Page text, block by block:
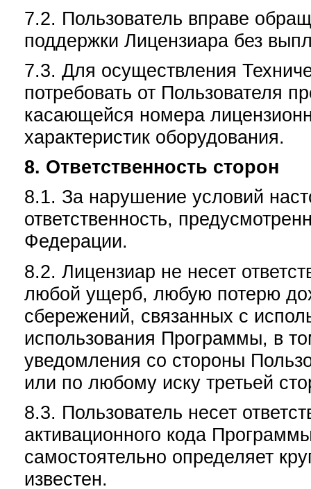
7.2. Пользователь вправе
поддержки Лицензиара без
7.3. Для осуществления
потребовать от Пользователя
касающейся номера
характеристик оборудования.
8. Ответственность сторон
8.1. За нарушение условий
ответственность,
Федерации.
8.2. Лицензиар не несет
любой ущерб, любую потерю
сбережений, связанных с
использования Программы, в
уведомления со стороны
или по любому иску третьей
8.3. Пользователь несет
активационного кода
самостоятельно определяет
известен.